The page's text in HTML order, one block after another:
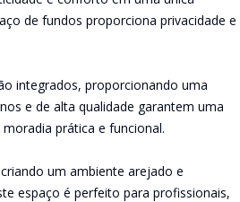
de fundos proporciona privacidade e
integrados, proporcionando uma
e de alta qualidade garantem uma
prática e funcional.
um ambiente arejado e
espaço é perfeito para profissionais,